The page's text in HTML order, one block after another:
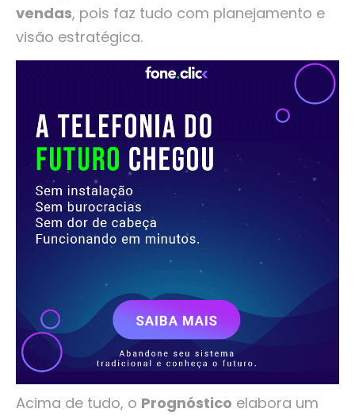
vendas, pois faz tudo com planejamento e
visão estratégica.
Acima de tudo, o Prognóstico elabora um